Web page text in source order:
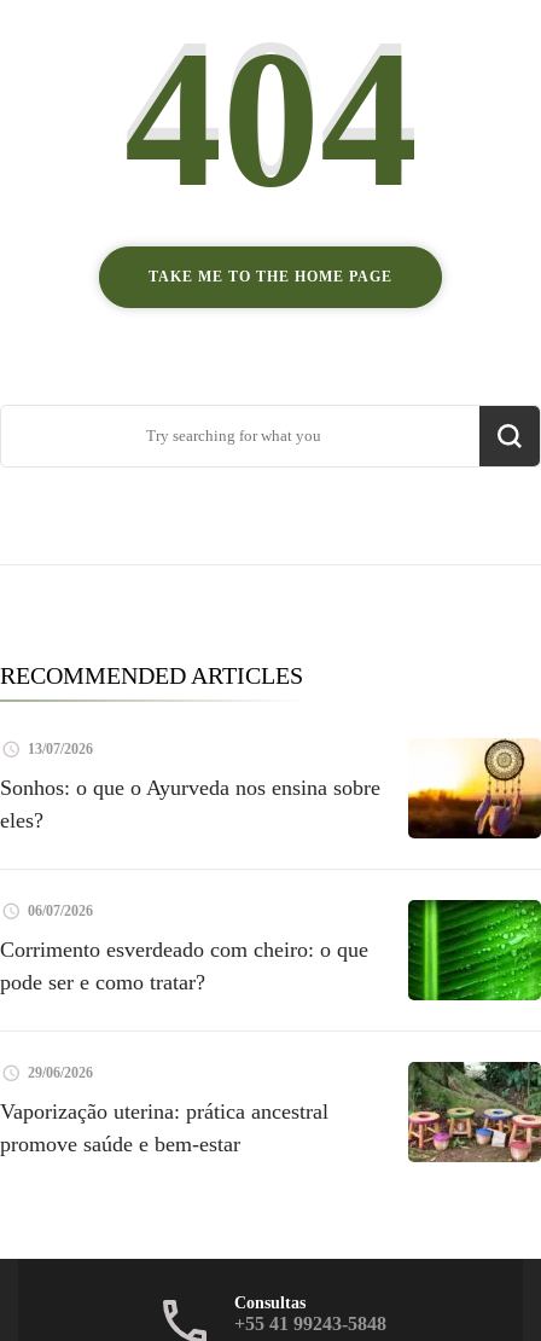
404
TAKE ME TO THE HOME PAGE
for:
RECOMMENDED ARTICLES
13/07/2026
Sonhos: o que o Ayurveda nos ensina sobre
eles?
06/07/2026
Corrimento esverdeado com cheiro: o que
pode ser e como tratar?
29/06/2026
Vaporização uterina: prática ancestral
promove saúde e bem-estar
Consultas
+55 41 99243-5848